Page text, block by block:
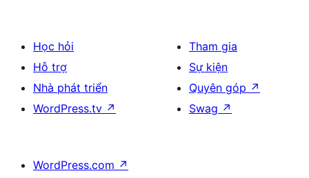
Học hỏi
Hỗ trợ
Nhà phát triển
WordPress.tv ↗
Tham gia
Sự kiện
Quyên góp ↗
Swag ↗
WordPress.com ↗